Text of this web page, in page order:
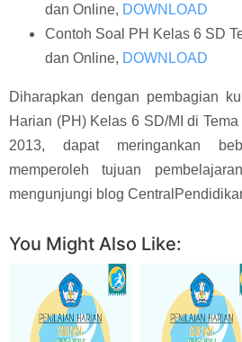
dan Online, DOWNLOAD
Contoh Soal PH Kelas 6 SD
dan Online, DOWNLOAD
Diharapkan dengan pembagian
Harian (PH) Kelas 6 SD/MI di
2013, dapat meringankan
memperoleh tujuan
mengunjungi blog
You Might Also Like: